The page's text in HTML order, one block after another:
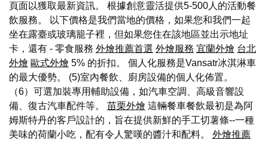
頁面以獲取最新資訊。 根據創意靈活提供5-500人的活動餐
飲服務。 以下價格是我們當地的價格，如果您和我們一起
坐在露臺或玻璃籠子裡，但如果您住在該地區並出示地址
卡，還有 - 零食服務 外燴推薦首選 外燴服務 宜蘭外燴 台北
外燴 歐式外燴 5% 的折扣。 個人化服務是Vansatr冰淇淋車
的最大優勢。 (5)室內餐飲、廚房設備的個人化佈置。
（6）可選加裝專用輔助設備，如汽車空調、高級音響設
備、復古汽車配件等。 苗栗外燴 這輛餐車餐飲最初是為阿
姆斯特丹的客戶設計的，旨在提供新鮮的手工切薯條--一種
美味的荷蘭小吃，配有令人驚嘆的醬汁和配料。 外燴推薦